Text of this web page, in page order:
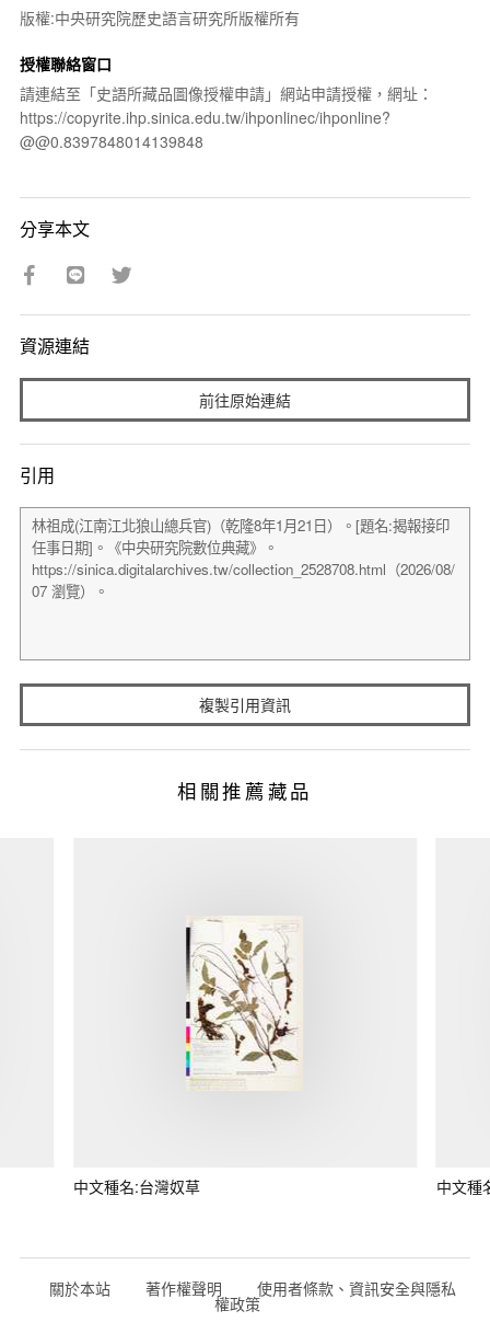
版權:中央研究院歷史語言研究所版權所有
授權聯絡窗口
請連結至「史語所藏品圖像授權申請」網站申請授權，網址：
https://copyrite.ihp.sinica.edu.tw/ihponlinec/ihponline?
@@0.8397848014139848
分享本文
資源連結
前往原始連結
引用
複製引用資訊
相關推薦藏品
中文種名:台灣奴草 中文種
關於本站 著作權聲明 使用者條款、資訊安全與隱私
權政策